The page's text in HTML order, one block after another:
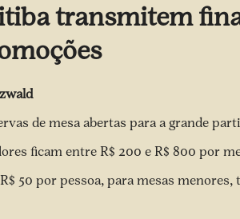
transmitem
de mesa abertas para a grande
ficam entre R$ 200 e R$ 800 por
50 por pessoa, para mesas